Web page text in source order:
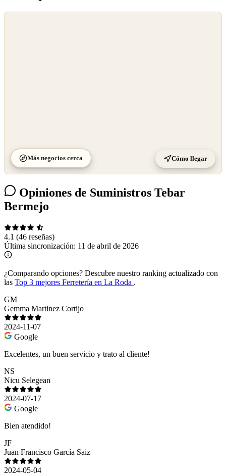
Más negocios cerca Cómo llegar
Opiniones de Suministros Tebar
Bermejo
4.1 (46 reseñas)
Última sincronización: 11 de abril de 2026
¿Comparando opciones? Descubre nuestro ranking actualizado con
las Top 3 mejores Ferretería en La Roda .
GM
Gemma Martinez Cortijo
2024-11-07
Google
Excelentes, un buen servicio y trato al cliente!
NS
Nicu Selegean
2024-07-17
Google
Bien atendido!
JF
Juan Francisco García Saiz
2024-05-04